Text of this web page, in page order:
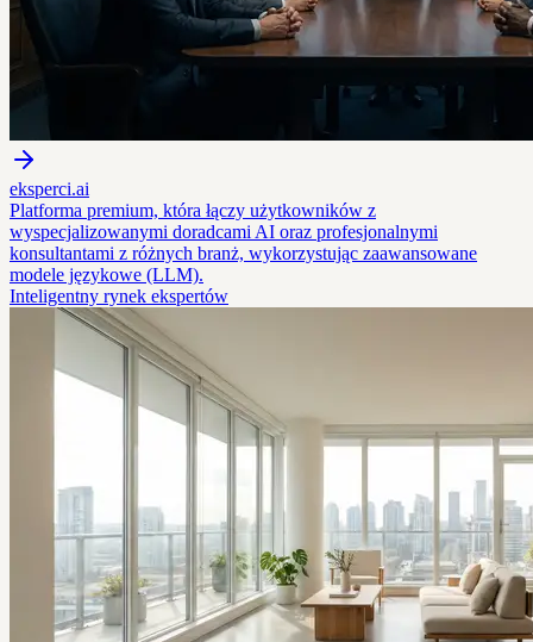
eksperci.ai
Platforma premium, która łączy użytkowników z
wyspecjalizowanymi doradcami AI oraz profesjonalnymi
konsultantami z różnych branż, wykorzystując zaawansowane
modele językowe (LLM).
Inteligentny rynek ekspertów